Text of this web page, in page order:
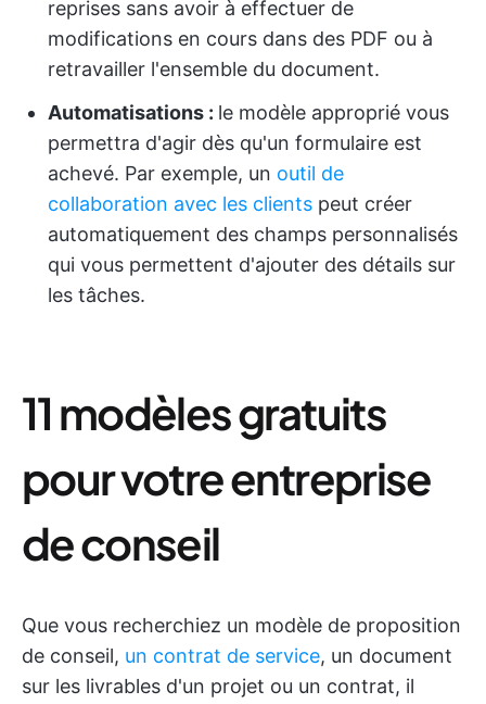
reprises sans avoir à effectuer de
modifications en cours dans des PDF ou à
retravailler l'ensemble du document.
Automatisations : le modèle approprié vous
permettra d'agir dès qu'un formulaire est
achevé. Par exemple, un outil de
collaboration avec les clients peut créer
automatiquement des champs personnalisés
qui vous permettent d'ajouter des détails sur
les tâches.
11 modèles gratuits
pour votre entreprise
de conseil
Que vous recherchiez un modèle de proposition
de conseil, un contrat de service, un document
sur les livrables d'un projet ou un contrat, il